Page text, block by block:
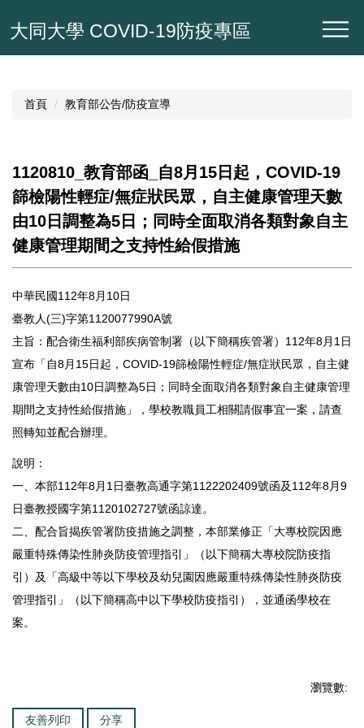
到
大同大學 COVID-19防疫專區
首頁 教育部公告/防疫宣導
1120810_教育部函_自8月15日起，COVID-19
篩檢陽性輕症/無症狀民眾，自主健康管理天數
由10日調整為5日；同時全面取消各類對象自主
健康管理期間之支持性給假措施
中華民國112年8月10日
臺教人(三)字第1120077990A號
主旨：配合衛生福利部疾病管制署（以下簡稱疾管署）112年8月1日
宣布「自8月15日起，COVID-19篩檢陽性輕症/無症狀民眾，自主健
康管理天數由10日調整為5日；同時全面取消各類對象自主健康管理
期間之支持性給假措施」，學校教職員工相關請假事宜一案，請查
照轉知並配合辦理。
說明：
一、本部112年8月1日臺教高通字第1122202409號函及112年8月9
日臺教授國字第1120102727號函諒達。
二、配合旨揭疾管署防疫措施之調整，本部業修正「大專校院因應
嚴重特殊傳染性肺炎防疫管理指引」（以下簡稱大專校院防疫指
引）及「高級中等以下學校及幼兒園因應嚴重特殊傳染性肺炎防疫
管理指引」（以下簡稱高中以下學校防疫指引），並通函學校在
案。
瀏覽數:
友善列印 分享